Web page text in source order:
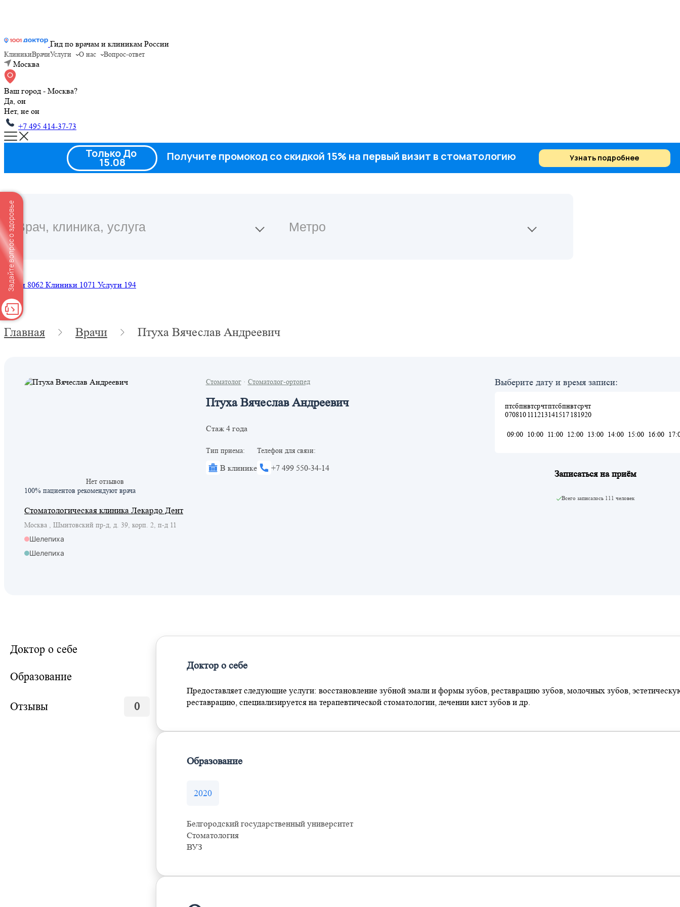
Гид по врачам и клиникам России
КлиникиВрачиУслуги О нас Вопрос-ответ
Москва
Ваш город - Москва?
Да, он
Нет, не он
+7 495 414-37-73
Врачи 8062 Клиники 1071 Услуги 194
Главная Врачи Птуха Вячеслав Андреевич
Нет отзывов
100% пациентов рекомендуют врача
Стоматологическая клиника Лекардо Дент
Москва , Шмитовский пр-д, д. 39, корп. 2, п-д 11
Шелепиха
Шелепиха
Стоматолог· Стоматолог-ортопед
Птуха Вячеслав Андреевич
Стаж 4 года
Тип приема:
В клинике
Телефон для связи:
+7 499 550-34-14
Выберите дату и время записи:
пт
07
сб
08
пн
10
вт
11
ср
12
чт
13
пт
14
сб
15
пн
17
вт
18
ср
19
чт
20
09:00 10:00 11:00 12:00 13:00 14:00 15:00 16:00
Записаться на приём
Всего записалось 111 человек
Доктор о себе
Образование
Отзывы 0
Доктор о себе
Предоставляет следующие услуги: восстановление зубной эмали и формы зубов, реставрацию зубов, молочных зубов,
реставрацию, специализируется на терапевтической стоматологии, лечении кист зубов и др.
Образование
2020
Белгородский государственный университет
Стоматология
ВУЗ
Только До
15.08 Получите промокод со скидкой 15% на первый визит в стоматологию Узнать подробнее
Задайте вопрос о здоровье